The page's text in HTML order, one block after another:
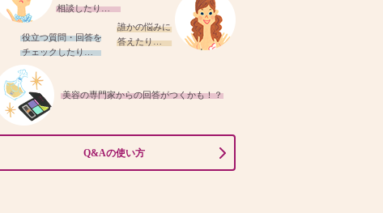
相談したり…
誰かの悩みに
答えたり…
役立つ質問・回答を
チェックしたり…
美容の専門家からの回答がつくかも！？
Q&Aの使い方